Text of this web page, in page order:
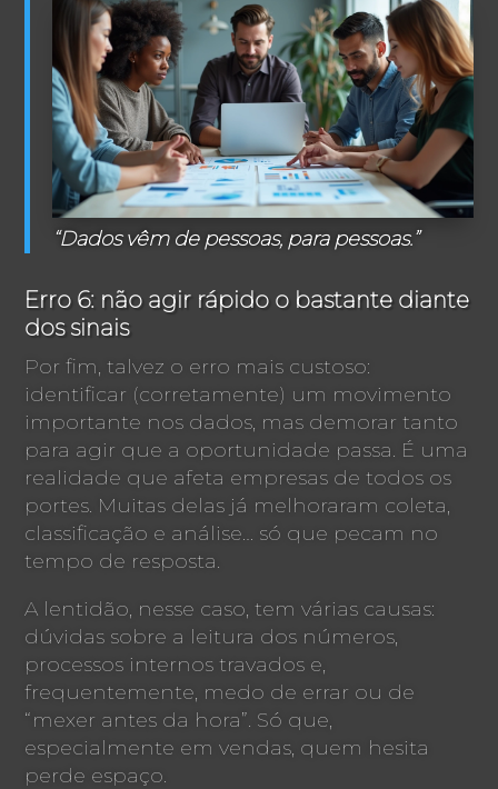
“Dados vêm de pessoas, para pessoas.”
Erro 6: não agir rápido o bastante diante
dos sinais
Por fim, talvez o erro mais custoso:
identificar (corretamente) um movimento
importante nos dados, mas demorar tanto
para agir que a oportunidade passa. É uma
realidade que afeta empresas de todos os
portes. Muitas delas já melhoraram coleta,
classificação e análise… só que pecam no
tempo de resposta.
A lentidão, nesse caso, tem várias causas:
dúvidas sobre a leitura dos números,
processos internos travados e,
frequentemente, medo de errar ou de
“mexer antes da hora”. Só que,
especialmente em vendas, quem hesita
perde espaço.